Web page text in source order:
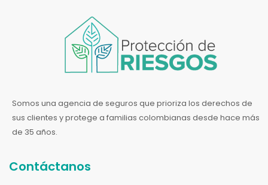
Somos una agencia de seguros que prioriza los derechos de
sus clientes y protege a familias colombianas desde hace más
de 35 años.
Contáctanos